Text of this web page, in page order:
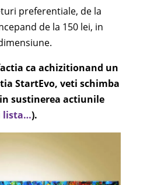
preferentiale, de la
de la 150 lei, in
ca achizitionand un
StartEvo, veti schimba
sustinerea actiunile
lista…).